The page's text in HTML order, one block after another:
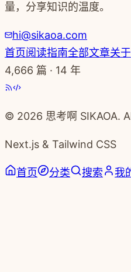
量，分享知识的温度。
hi@sikaoa.com
首页阅读指南全部文章关于
4,666 篇 · 14 年
© 2026 思考啊 SIKAOA.
Next.js & Tailwind CSS
首页 分类 搜索 我